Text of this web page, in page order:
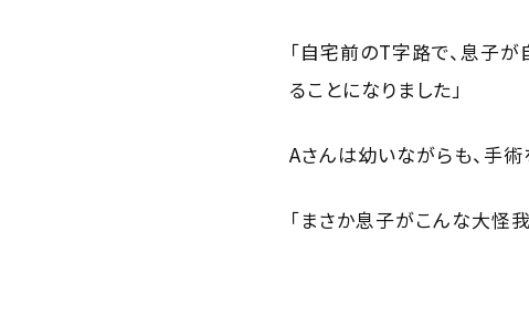
「自宅前のT字路で、息子
ることになりました」
Aさんは幼いながらも、手
「まさか息子がこんな大怪